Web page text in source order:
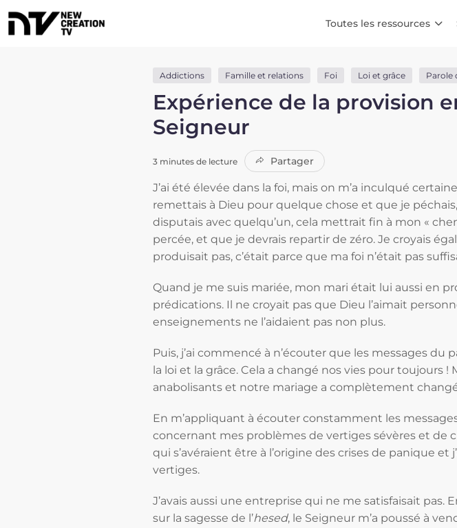
Toutes les ressources
Addictions Famille et relations Foi Loi et grâce Parole
Expérience de la provision
Seigneur
3 minutes de lecture Partager
J’ai été élevée dans la foi, mais on m’a inculqué
remettais à Dieu pour quelque chose et que je
disputais avec quelqu’un, cela mettrait fin à mon «
percée, et que je devrais repartir de zéro. Je croyais
produisait pas, c’était parce que ma foi n’était pas
Quand je me suis mariée, mon mari était lui aussi en
prédications. Il ne croyait pas que Dieu l’aimait
enseignements ne l’aidaient pas non plus.
Puis, j’ai commencé à n’écouter que les messages
la loi et la grâce. Cela a changé nos vies pour toujours
anabolisants et notre mariage a complètement
En m’appliquant à écouter constamment les
concernant mes problèmes de vertiges sévères et de
qui s’avéraient être à l’origine des crises de panique
vertiges.
J’avais aussi une entreprise qui ne me satisfaisait
sur la sagesse de l’hesed, le Seigneur m’a poussé à